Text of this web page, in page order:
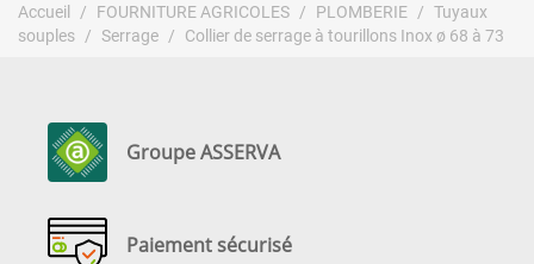
Accueil FOURNITURE AGRICOLES PLOMBERIE
Tuyaux
souples
Serrage Collier de serrage à tourillons Inox ø 68 à 73
Groupe ASSERVA
Paiement sécurisé